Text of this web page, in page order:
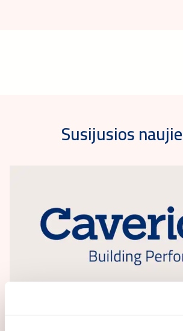
Susijusios